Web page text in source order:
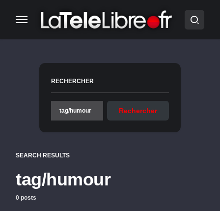
SEARCH RESULTS
tag/humour
0 posts
RECHERCHER
Rechercher